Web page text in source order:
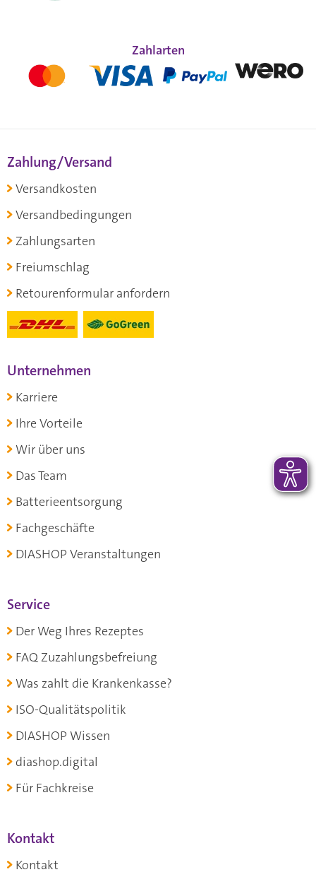
Zahlarten
Zahlung/Versand
Versandkosten
Versandbedingungen
Zahlungsarten
Freiumschlag
Retourenformular anfordern
Unternehmen
Karriere
Ihre Vorteile
Wir über uns
Das Team
Batterieentsorgung
Fachgeschäfte
DIASHOP Veranstaltungen
Service
Der Weg Ihres Rezeptes
FAQ Zuzahlungsbefreiung
Was zahlt die Krankenkasse?
ISO-Qualitätspolitik
DIASHOP Wissen
diashop.digital
Für Fachkreise
Kontakt
Kontakt